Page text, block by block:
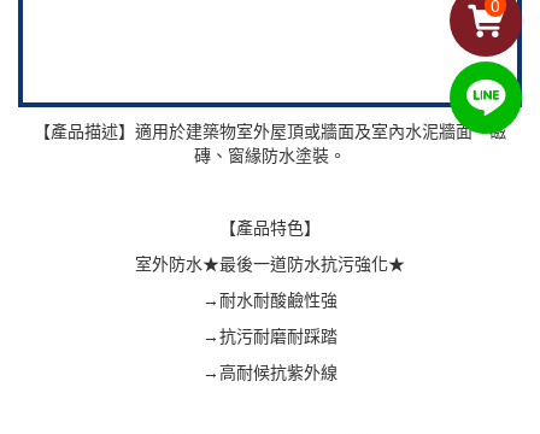
【產品描述】適用於建築物室外屋頂或牆面及室內水泥牆面、磁
磚、窗緣防水塗裝。
【產品特色】
室外防水★最後一道防水抗污強化★
→耐水耐酸鹼性強
→抗污耐磨耐踩踏
→高耐候抗紫外線